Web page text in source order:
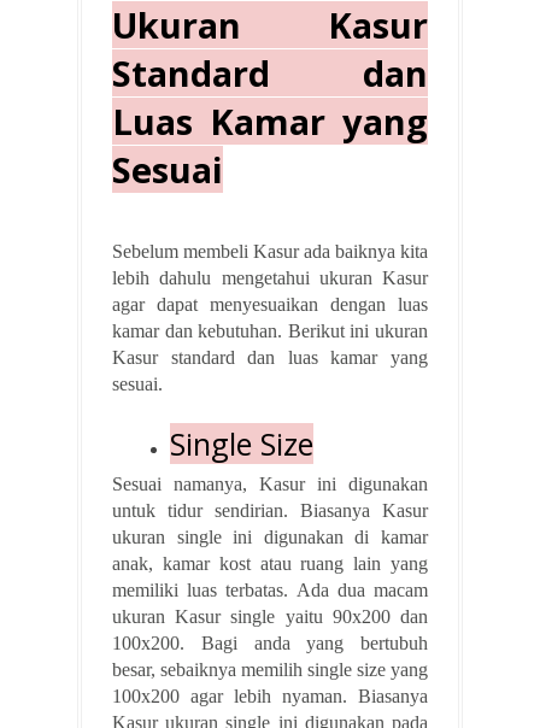
Ukuran Kasur
Standard dan
Luas Kamar yang
Sesuai
Sebelum membeli Kasur ada baiknya kita
lebih dahulu mengetahui ukuran Kasur
agar dapat menyesuaikan dengan luas
kamar dan kebutuhan. Berikut ini ukuran
Kasur standard dan luas kamar yang
sesuai.
Single Size
Sesuai namanya, Kasur ini digunakan
untuk tidur sendirian. Biasanya Kasur
ukuran single ini digunakan di kamar
anak, kamar kost atau ruang lain yang
memiliki luas terbatas. Ada dua macam
ukuran Kasur single yaitu 90x200 dan
100x200. Bagi anda yang bertubuh
besar, sebaiknya memilih single size yang
100x200 agar lebih nyaman. Biasanya
Kasur ukuran single ini digunakan pada